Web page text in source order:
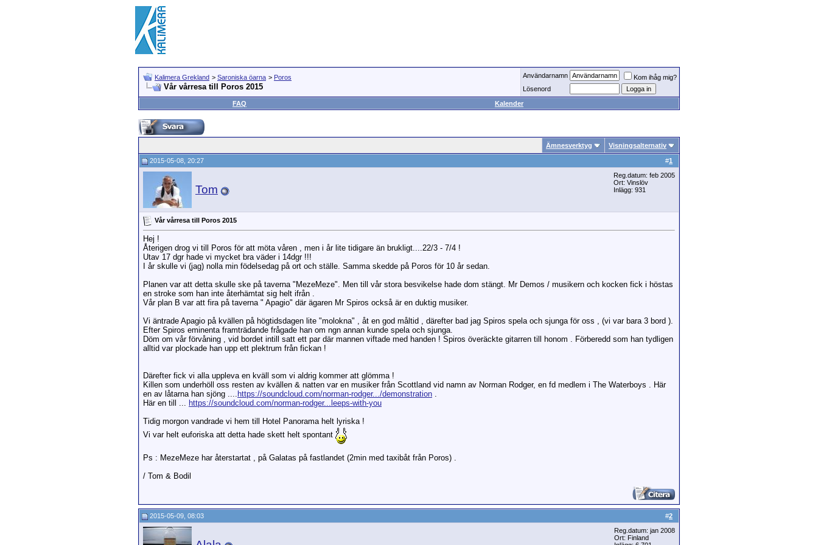
Kalimera Grekland > Saroniska öarna > Poros
Vår vårresa till Poros 2015
Användarnamn
Kom ihåg mig?
Lösenord
FAQ
Kalender
Ämnesverktyg Visningsalternativ
#1
2015-05-08, 20:27
Tom
Reg.datum: feb 2005
Ort: Vinslöv
Inlägg: 931
Vår vårresa till Poros 2015
Hej !
Återigen drog vi till Poros för att möta våren , men i år lite tidigare än brukligt....22/3 - 7/4 !
Utav 17 dgr hade vi mycket bra väder i 14dgr !!!
I år skulle vi (jag) nolla min födelsedag på ort och ställe. Samma skedde på Poros för 10 år sedan.
Planen var att detta skulle ske på taverna "MezeMeze". Men till vår stora besvikelse hade dom stängt. Mr Demos / musikern och kocken fick i höstas
en stroke som han inte återhämtat sig helt ifrån .
Vår plan B var att fira på taverna " Apagio" där ägaren Mr Spiros också är en duktig musiker.
Vi äntrade Apagio på kvällen på högtidsdagen lite "molokna" , åt en god måltid , därefter bad jag Spiros spela och sjunga för oss , (vi var bara 3 bord ).
Efter Spiros eminenta framträdande frågade han om ngn annan kunde spela och sjunga.
Döm om vår förvåning , vid bordet intill satt ett par där mannen viftade med handen ! Spiros överäckte gitarren till honom . Förberedd som han tydligen
alltid var plockade han upp ett plektrum från fickan !
Därefter fick vi alla uppleva en kväll som vi aldrig kommer att glömma !
Killen som underhöll oss resten av kvällen & natten var en musiker från Scottland vid namn av Norman Rodger, en fd medlem i The Waterboys . Här
en av låtarna han sjöng .... https://soundcloud.com/norman-rodger.../demonstration .
Här en till ... https://soundcloud.com/norman-rodger...leeps-with-you
Tidig morgon vandrade vi hem till Hotel Panorama helt lyriska !
Vi var helt euforiska att detta hade skett helt spontant
Ps : MezeMeze har återstartat , på Galatas på fastlandet (2min med taxibåt från Poros) .
/ Tom & Bodil
#2
2015-05-09, 08:03
Reg.datum: jan 2008
Ort: Finland